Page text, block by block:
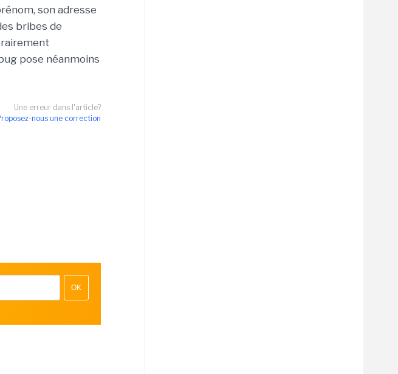
son adresse
bribes de
pose néanmoins
Une erreur dans l'article?
nous une correction
OK